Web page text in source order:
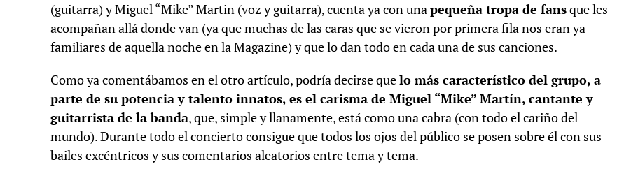
(guitarra) y Miguel “Mike” Martin (voz y guitarra), cuenta ya con unapequeña tropa de fansque les
acompañan allá donde van (ya que muchas de las caras que se vieron por primera fila nos eran ya
familiares de aquella noche en la Magazine) y que lo dan todo en cada una de sus canciones.
Como ya comentábamos en el otro artículo, podría decirse quelo más característico del grupo, a
parte de su potencia y talento innatos, es el carisma de Miguel “Mike” Martín, cantante y
guitarrista de la banda, que, simple y llanamente, está como una cabra (con todo el cariño del
mundo). Durante todo el concierto consigue que todos los ojos del público se posen sobre él con sus
bailes excéntricos y sus comentarios aleatorios entre tema y tema.